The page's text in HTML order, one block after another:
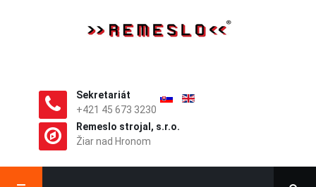
Sekretariát
+421 45 673 3230
Remeslo strojal, s.r.o.
Žiar nad Hronom